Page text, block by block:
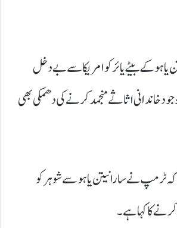
کے بیٹے یائر کو امریکا سے بے دخل
خاندانی اثاثے منجمد کرنے کی دھمکی بھی
ٹرمپ نے سارا نیتن یاہو سے شوہر کو
کرنے کا کہا ہے۔